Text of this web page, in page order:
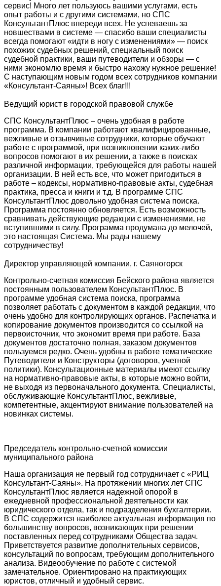
сервис! Много лет пользуюсь вашими услугами, есть
опыт работы и с другими системами, но СПС
КонсультантПлюс впереди всех. Не успеваешь за
новшествами в системе — спасибо ваши специалисты
всегда помогают «идти в ногу с изменениями» — поиск
похожих судебных решений, специальный поиск
судебной практики, ваши путеводители и обзоры — с
ними экономлю время и быстро нахожу нужное решение!
С наступающим новым годом всех сотрудников компании
«Консультант-Саяны»! Всех благ!!!
Ведущий юрист в городской правовой службе
СПС КонсультантПлюс – очень удобная в работе
программа. В компании работают квалифицированные,
вежливые и отзывчивые сотрудники, которые обучают
работе с программой, при возникновении каких-либо
вопросов помогают в их решении, а также в поисках
различной информации, требующейся для работы нашей
организации. В ней есть все, что может пригодиться в
работе – кодексы, нормативно-правовые акты, судебная
практика, пресса и книги и т.д. В программе СПС
КонсультантПлюс довольно удобная система поиска.
Программа постоянно обновляется. Есть возможность
сравнивать действующие редакции с изменениями, не
вступившими в силу. Программа продумана до мелочей,
это настоящая Система. Мы рады нашему
сотрудничеству!
Директор управляющей компании, г. Саяногорск
Контрольно-счетная комиссия Бейского района является
постоянным пользователем КонсультантПлюс. В
программе удобная система поиска, программа
позволяет работать с документом в каждой редакции, что
очень удобно для контролирующих органов. Распечатка и
копирование документов производится со ссылкой на
первоисточник, что экономит время при работе. База
документов достаточно полная, заказом документов
пользуемся редко. Очень удобны в работе тематические
Путеводители и Конструкторы (договоров, учетной
политики). Консультационные материалы имеют ссылку
на нормативно-правовые акты, в которые можно войти,
не выходя из первоначального документа. Специалисты,
обслуживающие КонсультантПлюс, вежливые,
компетентные, акцентируют внимание пользователей на
новинках системы.
Председатель контрольно-счетной комиссии
муниципального района
Наша организация не первый год сотрудничает с «РИЦ
Консультант-Саяны». На протяжении многих лет СПС
КонсультантПлюс является надежной опорой в
ежедневной профессиональной деятельности как
юридического отдела, так и подразделения бухгалтерии.
В СПС содержится наиболее актуальная информация по
большинству вопросов, возникающих при решении
поставленных перед сотрудниками Общества задач.
Приветствуется развитие дополнительных сервисов,
консультаций по вопросам, требующим дополнительного
анализа. Видеообучение по работе с системой
замечательное. Ориентировано на практикующих
юристов, отличный и удобный сервис.